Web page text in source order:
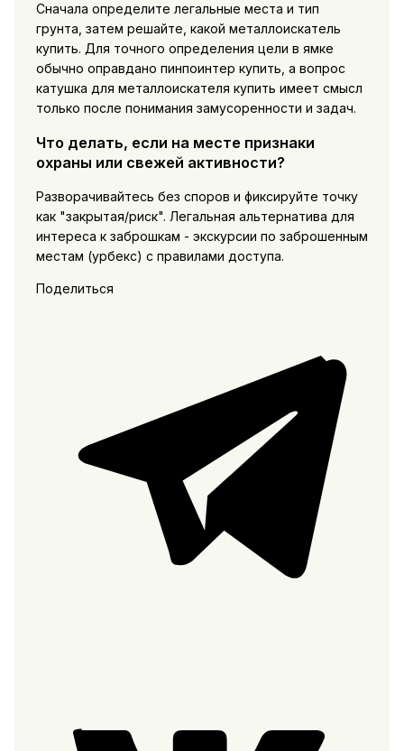
Сначала определите легальные места и тип
грунта, затем решайте, какой металлоискатель
купить. Для точного определения цели в ямке
обычно оправдано пинпоинтер купить, а вопрос
катушка для металлоискателя купить имеет смысл
только после понимания замусоренности и задач.
Что делать, если на месте признаки
охраны или свежей активности?
Разворачивайтесь без споров и фиксируйте точку
как "закрытая/риск". Легальная альтернатива для
интереса к заброшкам - экскурсии по заброшенным
местам (урбекс) с правилами доступа.
Поделиться